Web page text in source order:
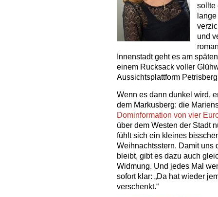
sollte
und
Innenstadt geht es am
einem Rucksack voller
Aussichtsplattform
Wenn es dann dunkel wird,
dem Markusberg: die
Dominformation von vier
über dem Westen der Stadt
fühlt sich ein kleines
Weihnachtsstern. Damit uns
bleibt, gibt es dazu auch
Widmung. Und jedes Mal
sofort klar: „Da hat wieder
verschenkt.“